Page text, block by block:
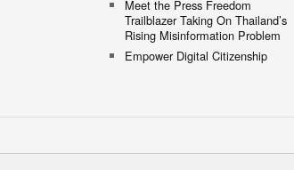
Meet the Press Freedom
Trailblazer Taking On Thailand’s
Rising Misinformation Problem
Empower Digital Citizenship